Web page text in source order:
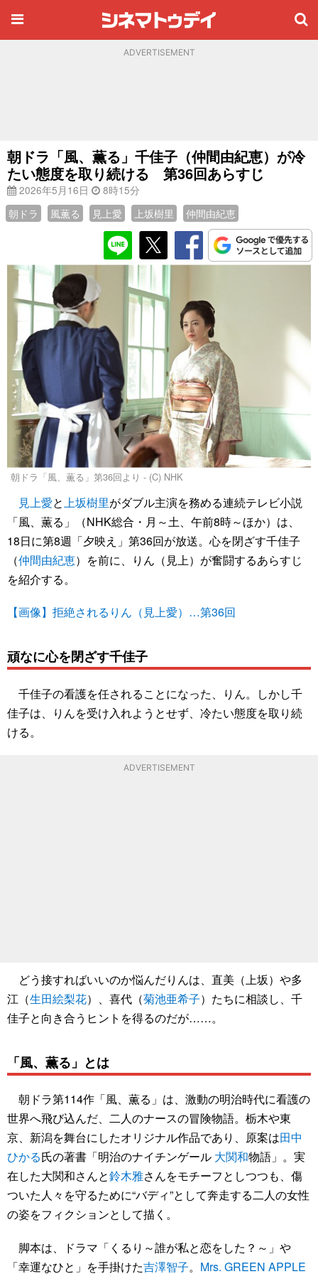
ADVERTISEMENT
朝ドラ「風、薫る」千佳子（仲間由紀恵）が冷
たい態度を取り続ける 第36回あらすじ
2026年5月16日
8時15分
朝ドラ
風薫る 見上愛 上坂樹里 仲間由紀恵
朝ドラ「風、薫る」第36回より - (C) NHK
見上愛と上坂樹里がダブル主演を務める連続テレビ小説
「風、薫る」（NHK総合・月～土、午前8時～ほか）は、
18日に第8週「夕映え」第36回が放送。心を閉ざす千佳子
（仲間由紀恵）を前に、りん（見上）が奮闘するあらすじ
を紹介する。
【画像】拒絶されるりん（見上愛）…第36回
頑なに心を閉ざす千佳子
千佳子の看護を任されることになった、りん。しかし千
佳子は、りんを受け入れようとせず、冷たい態度を取り続
ける。
ADVERTISEMENT
どう接すればいいのか悩んだりんは、直美（上坂）や多
江（生田絵梨花）、喜代（菊池亜希子）たちに相談し、千
佳子と向き合うヒントを得るのだが……。
「風、薫る」とは
朝ドラ第114作「風、薫る」は、激動の明治時代に看護の
世界へ飛び込んだ、二人のナースの冒険物語。栃木や東
京、新潟を舞台にしたオリジナル作品であり、原案は田中
ひかる氏の著書「明治のナイチンゲール 大関和物語」。実
在した大関和さんと鈴木雅さんをモチーフとしつつも、傷
ついた人々を守るために“バディ”として奔走する二人の女性
の姿をフィクションとして描く。
脚本は、ドラマ「くるり～誰が私と恋をした？～」や
「幸運なひと」を手掛けた吉澤智子。 Mrs. GREEN APPLE